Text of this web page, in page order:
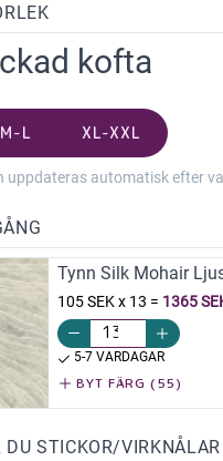
kofta
M-L XL-XXL
uppdateras automatisk efter
Tynn Silk Mohair
105 SEK x 13 = 1365
5-7 VARDAGAR
BYT FÄRG (55)
DU STICKOR/